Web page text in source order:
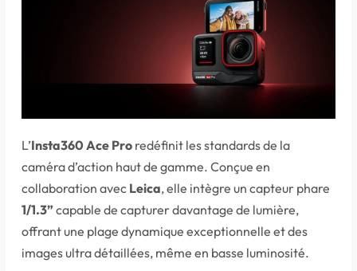
L’Insta360 Ace Pro redéfinit les standards de la
caméra d’action haut de gamme. Conçue en
collaboration avec Leica, elle intègre un capteur phare
1/1.3”capable de capturer davantage de lumière,
offrant une plage dynamique exceptionnelle et des
images ultra détaillées, même en basse luminosité.